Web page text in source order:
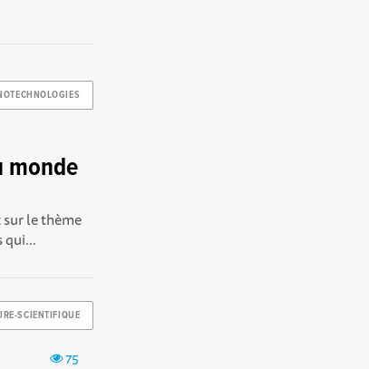
monde
le thème
qui...
SCIENTIFIQUE
75